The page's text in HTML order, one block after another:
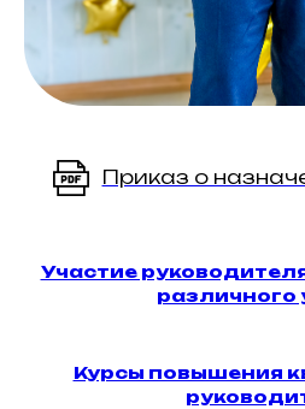
Приказ о
Участие
различного
Курсы повышения